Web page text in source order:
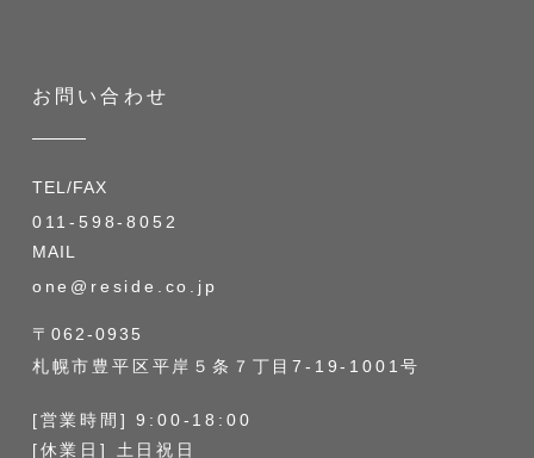
お問い合わせ
TEL/FAX
011-598-8052
MAIL
one@reside.co.jp
〒062-0935
札幌市豊平区平岸５条７丁目7-19-1001号
[営業時間] 9:00-18:00
[休業日] 土日祝日